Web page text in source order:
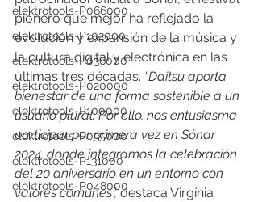
elektrotools-P066000
elektrotools-P102000
elektrotools-P036000
elektrotools-P020000
elektrotools-P100000
elektrotools-P035000
elektrotools-P131000
elektrotools-P048000
pionero que mejor ha reflejado la
evolución y expansión de la música y
la cultura digital y electrónica en las
últimas tres décadas. “Daitsu aporta
bienestar de una forma sostenible a un
usuario plural. Por ello, nos entusiasma
participar por primera vez en Sónar
2024, donde integramos la celebración
del 20 aniversario en un entorno con
valores comunes”, destaca Virgínia